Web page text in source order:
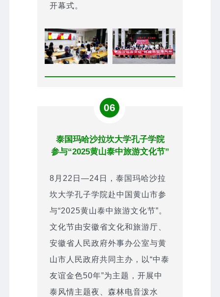
开幕式。
06
泰国玛哈沙拉坎大学孔子学院
参与“2025黄山泰中旅游文化节”
8月22日—24日，泰国玛哈沙拉
坎大学孔子学院赴中国黄山市参
与“2025黄山泰中旅游文化节”。
文化节由安徽省文化和旅游厅、
安徽省人民政府外事办公室与黄
山市人民政府共同主办，以“中泰
友谊金色50年”为主题，开展中
泰风情主题夜、森林电音泼水